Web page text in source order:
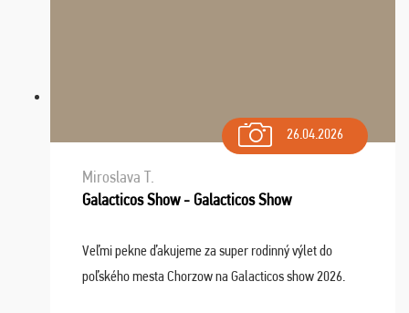
26.04.2026
Miroslava T.
Galacticos Show - Galacticos Show
Veľmi pekne ďakujeme za super rodinný výlet do
poľského mesta Chorzow na Galacticos show 2026.